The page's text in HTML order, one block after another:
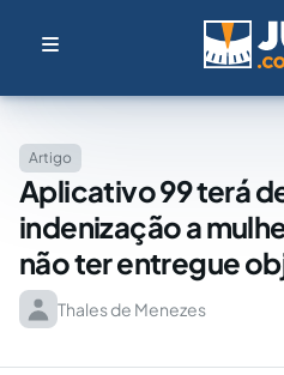
Artigo
Aplicativo 99 terá
indenização a
não ter entregue
Thales de Menezes